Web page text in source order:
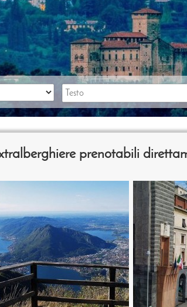
prenotabili